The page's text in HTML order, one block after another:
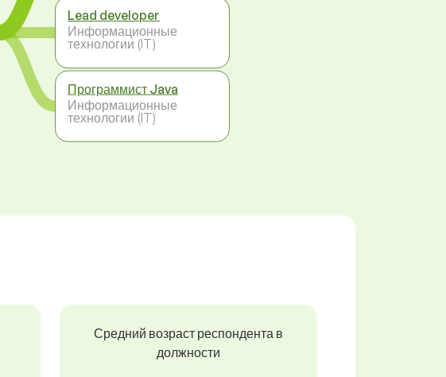
Lead developer
Информационные
технологии (IT)
Программист Java
Информационные
технологии (IT)
Средний возраст респондента в
должности